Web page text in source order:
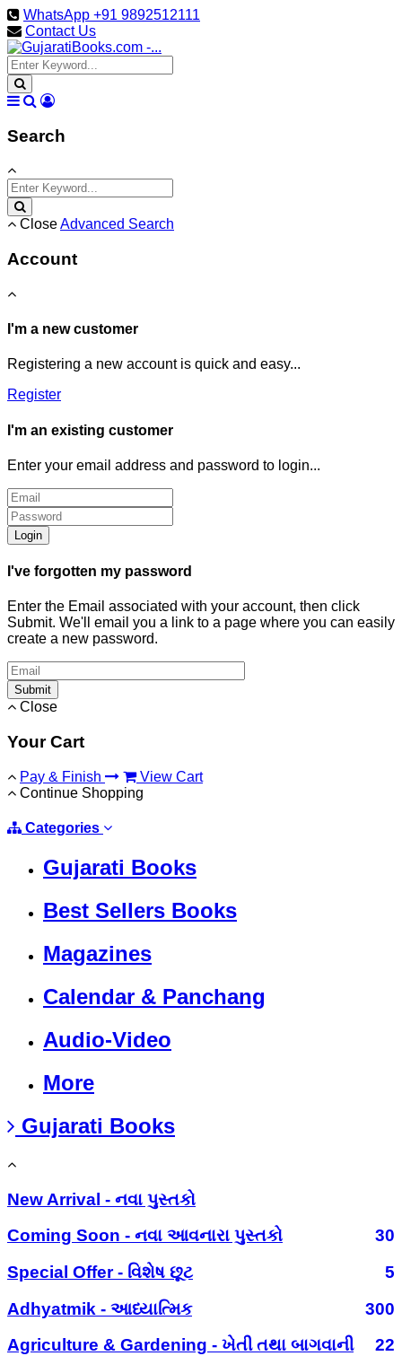
WhatsApp +91 9892512111
Contact Us
Search
CloseAdvanced Search
Account
I'm a new customer
Registering a new account is quick and easy...
Register
I'm an existing customer
Enter your email address and password to login...
Login
I've forgotten my password
Enter the Email associated with your account, then click
Submit. We'll email you a link to a page where you can easily
create a new password.
Submit
Close
Your Cart
Pay & Finish
View Cart
Continue Shopping
Categories
Gujarati Books
Best Sellers Books
Magazines
Calendar & Panchang
Audio-Video
More
Gujarati Books
New Arrival - નવા પુસ્તકો
Coming Soon - નવા આવનારા પુસ્તકો
30
Special Offer - વિશેષ છૂટ
5
Adhyatmik - આધ્યાત્મિક
300
Agriculture & Gardening - ખેતી તથા બાગવાની
22